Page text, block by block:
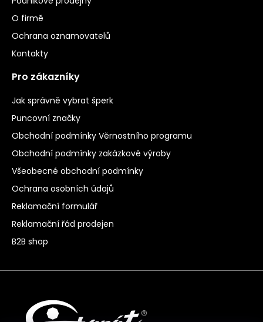
O firmě
Ochrana oznamovatelů
Kontakty
Pro zákazníky
Jak správně vybrat šperk
Puncovní značky
Obchodní podmínky Věrnostního programu
Obchodní podmínky zakázkové výroby
Všeobecné obchodní podmínky
Ochrana osobních údajů
Reklamační formulář
Reklamační řád prodejen
B2B shop